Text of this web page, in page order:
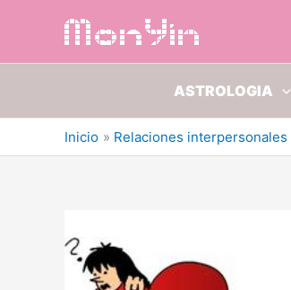
ASTROLOGIA
Inicio Relaciones interpersonales